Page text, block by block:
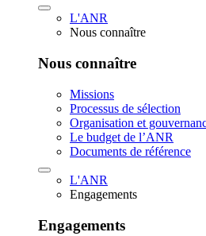
L'ANR
Nous connaître
Nous connaître
Missions
Processus de sélection
Organisation et
Le budget de l’ANR
Documents de référence
L'ANR
Engagements
Engagements